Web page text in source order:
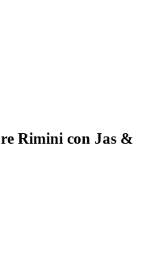
Rimini con Jas &